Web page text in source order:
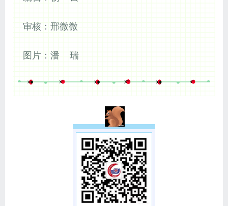
审核： 邢微微
图片： 潘 瑞